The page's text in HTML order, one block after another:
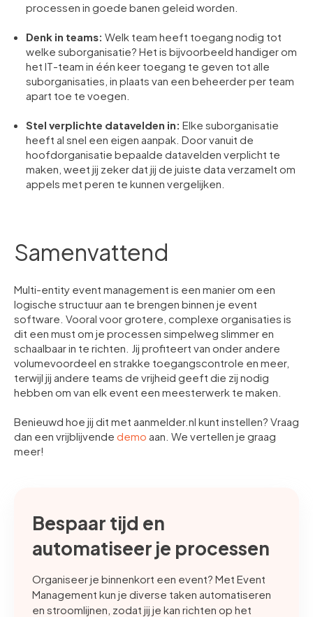
processen in goede banen geleid worden.
Denk in teams: Welk team heeft toegang nodig tot
welke suborganisatie? Het is bijvoorbeeld handiger om
het IT-team in één keer toegang te geven tot alle
suborganisaties, in plaats van een beheerder per team
apart toe te voegen.
Stel verplichte datavelden in: Elke suborganisatie
heeft al snel een eigen aanpak. Door vanuit de
hoofdorganisatie bepaalde datavelden verplicht te
maken, weet jij zeker dat jij de juiste data verzamelt om
appels met peren te kunnen vergelijken.
Samenvattend
Multi-entity event management is een manier om een
logische structuur aan te brengen binnen je event
software. Vooral voor grotere, complexe organisaties is
dit een must om je processen simpelweg slimmer en
schaalbaar in te richten. Jij profiteert van onder andere
volumevoordeel en strakke toegangscontrole en meer,
terwijl jij andere teams de vrijheid geeft die zij nodig
hebben om van elk event een meesterwerk te maken.
Benieuwd hoe jij dit met aanmelder.nl kunt instellen? Vraag
dan een vrijblijvende demo aan. We vertellen je graag
meer!
Bespaar tijd en
automatiseer je processen
Organiseer je binnenkort een event? Met Event
Management kun je diverse taken automatiseren
en stroomlijnen, zodat jij je kan richten op het